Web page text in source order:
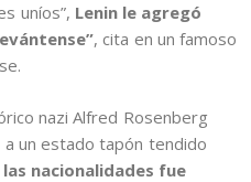
uníos”, Lenin le agregó
, cita en un famoso
nazi Alfred Rosenberg
a un estado tapón tendido
nacionalidades fue